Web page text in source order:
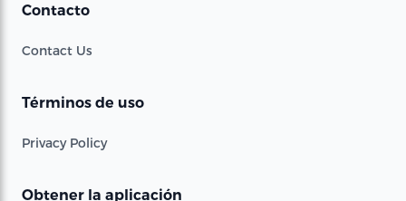
Contacto
Contact Us
Términos de uso
Privacy Policy
Obtener la aplicación